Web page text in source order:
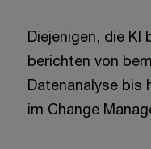
Diejenigen, die
berichten von
Datenanalyse bis
im Change